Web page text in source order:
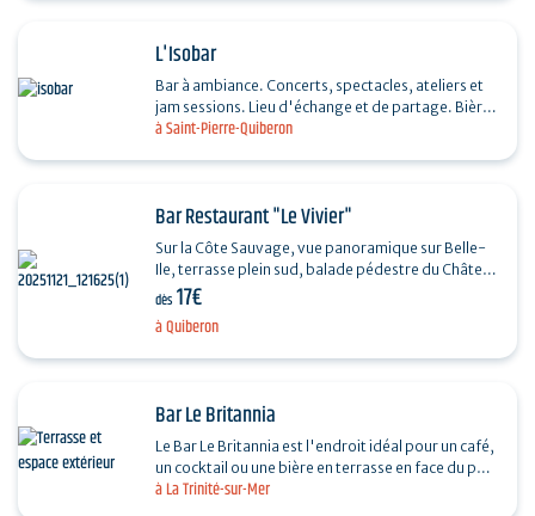
à Saint-Pierre-Quiberon
L'Isobar
Bar à ambiance. Concerts, spectacles, ateliers et
jam sessions. Lieu d'échange et de partage. Bières
artisanales et cocktails maison.
à Quiberon
Bar Restaurant "Le Vivier"
Sur la Côte Sauvage, vue panoramique sur Belle-
Ile, terrasse plein sud, balade pédestre du Château
Turpault à notre établissement, idéal pour venir…
dès 17€
à La Trinité-sur-Mer
Bar Le Britannia
Le Bar Le Britannia est l'endroit idéal pour un café,
un cocktail ou une bière en terrasse en face du port